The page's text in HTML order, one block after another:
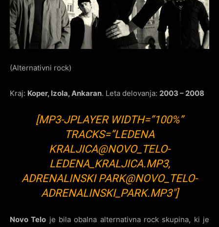
(Alternativni rock)
Kraj: Koper, Izola, Ankaran. Leta delovanja: 2003 – 2008
[MP3-JPLAYER WIDTH=”100%”
TRACKS=”LEDENA
KRALJICA@NOVO_TELO-
LEDENA_KRALJICA.MP3,
ADRENALINSKI PARK@NOVO_TELO-
ADRENALINSKI_PARK.MP3″]
Novo Telo je bila obalna alternativna rock skupina, ki je